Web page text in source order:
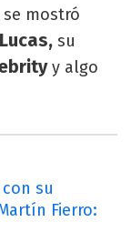
mostró
su
y algo
su
Fierro: